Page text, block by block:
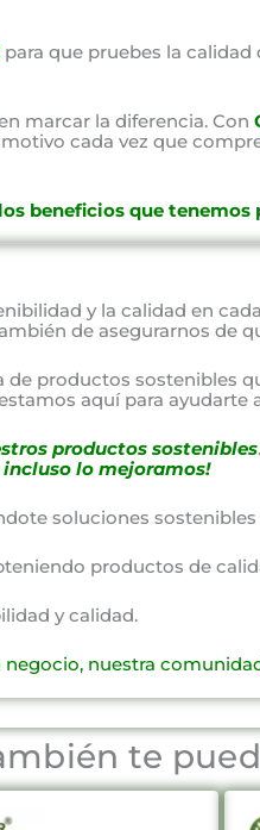
para que pruebes la
marcar la diferencia. Con
cada vez que
beneficios que tenemos
y la calidad en
de asegurarnos de
productos sostenibles
aquí para ayudarte
productos sostenibles
lo mejoramos!
soluciones
productos de
y calidad.
nuestra
te